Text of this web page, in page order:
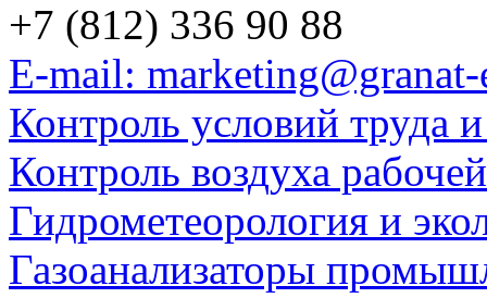
+7 (812) 336 90 88
E-mail:
Контроль условий труда
Контроль воздуха
Гидрометеорология и
Газоанализаторы